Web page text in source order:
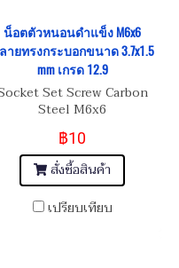
น็อตตัวหนอนดำแข็ง M6x6
ายทรงกระบอกขนาด 3.7x1.5
mm เกรด 12.9
Set Screw Carbon
Steel M6x6
฿10
สั่งซื้อสินค้า
เปรียบเทียบ